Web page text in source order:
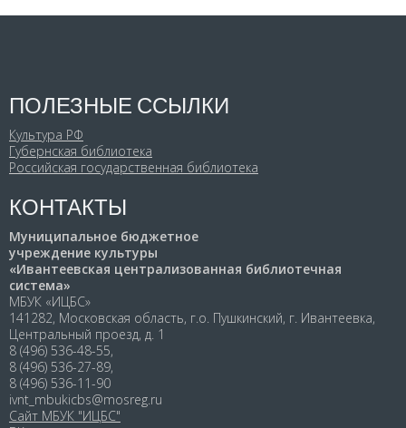
ПОЛЕЗНЫЕ ССЫЛКИ
Культура РФ
Губернская библиотека
Российская государственная библиотека
КОНТАКТЫ
Муниципальное бюджетное
учреждение культуры
«Ивантеевская централизованная библиотечная
система»
МБУК «ИЦБС»
141282, Московская область, г.о. Пушкинский, г. Ивантеевка,
Центральный проезд, д. 1
8 (496) 536-48-55,
8 (496) 536-27-89,
8 (496) 536-11-90
ivnt_mbukicbs@mosreg.ru
Сайт МБУК "ИЦБС"